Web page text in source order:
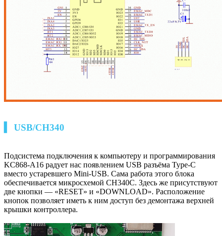
▍ USB/CH340
Подсистема подключения к компьютеру и программирования
KC868-A16 радует нас появлением USB разъёма Type-C
вместо устаревшего Mini-USB. Сама работа этого блока
обеспечивается микросхемой CH340C. Здесь же присутствуют
две кнопки — «RESET» и «DOWNLOAD». Расположение
кнопок позволяет иметь к ним доступ без демонтажа верхней
крышки контроллера.